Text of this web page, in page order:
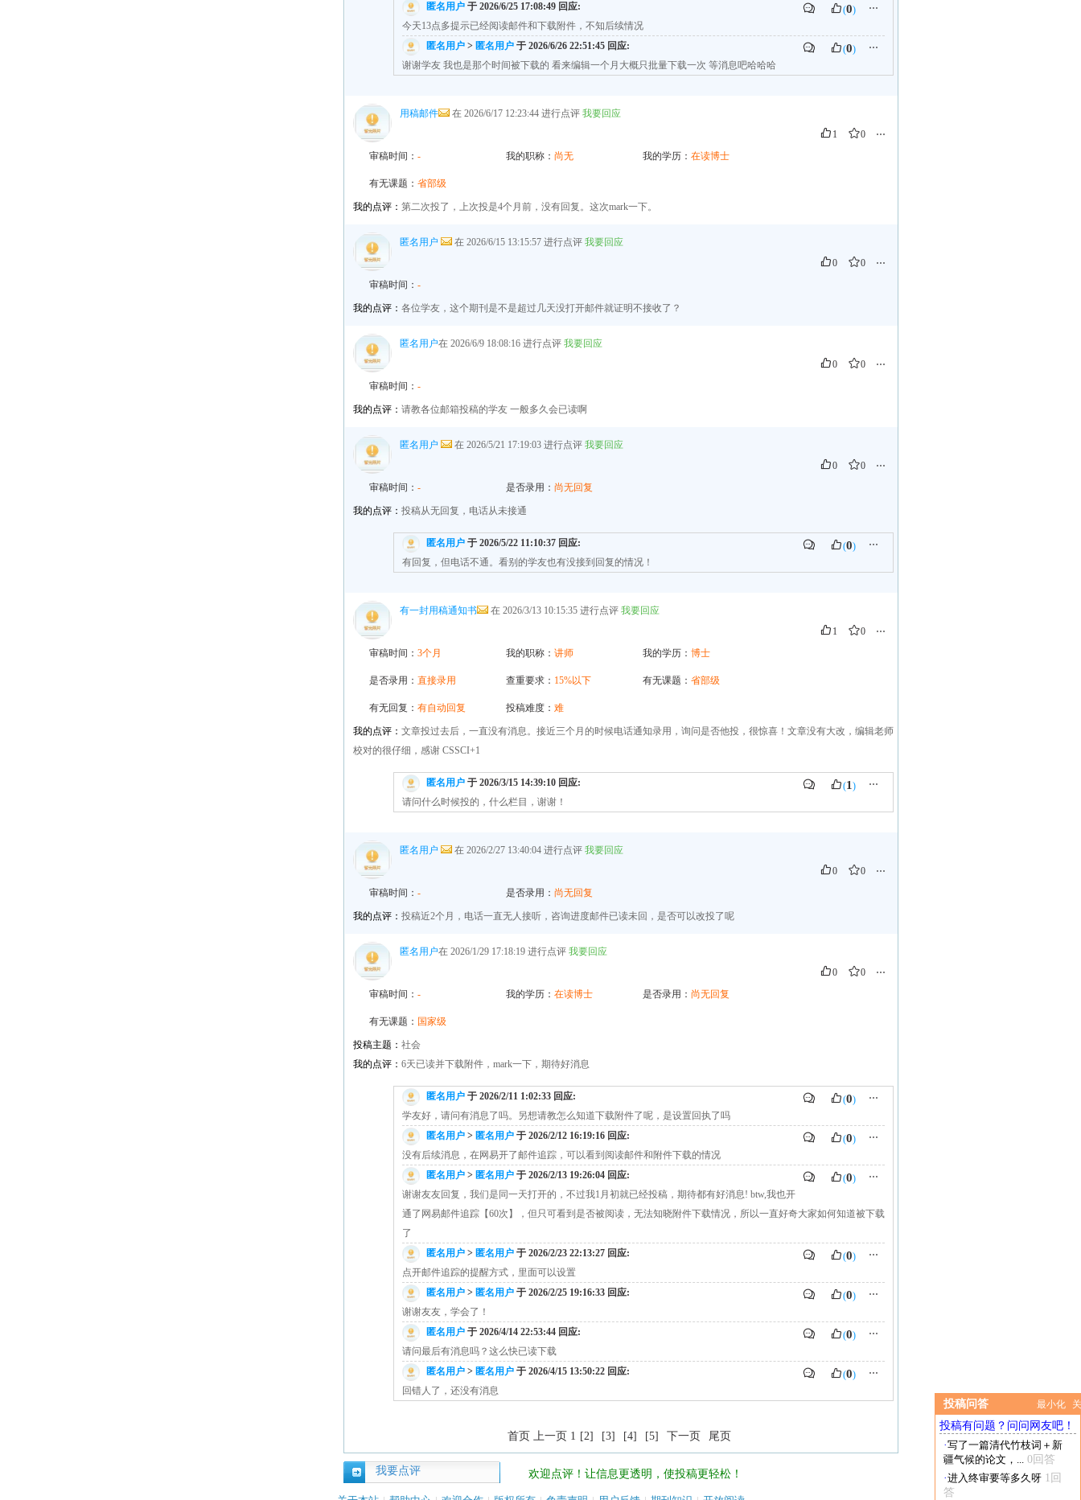
投稿问答 最小化
投稿有问题？问问网友吧！
·写了一篇清代竹枝词＋新
疆气候的论文，... 0回答
·进入终审要等多久呀 1回
答
匿名用户 于 2026/6/25 17:08:49 回应: ⋯
(0)
今天13点多提示已经阅读邮件和下载附件，不知后续情况
匿名用户 > 匿名用户 于 2026/6/26 22:51:45 回应: ⋯
(0)
谢谢学友 我也是那个时间被下载的 看来编辑一个月大概只批量下载一次 等消息吧哈哈哈
用稿邮件 在 2026/6/17 12:23:44 进行点评 我要回应
1
0
⋯
审稿时间： - 我的职称： 尚无 我的学历： 在读博士
有无课题： 省部级
我的点评： 第二次投了，上次投是4个月前，没有回复。这次mark一下。
匿名用户 在 2026/6/15 13:15:57 进行点评 我要回应
0
0
⋯
审稿时间： -
我的点评： 各位学友，这个期刊是不是超过几天没打开邮件就证明不接收了？
匿名用户在 2026/6/9 18:08:16 进行点评 我要回应
0
0
⋯
审稿时间： -
我的点评： 请教各位邮箱投稿的学友 一般多久会已读啊
匿名用户 在 2026/5/21 17:19:03 进行点评 我要回应
0
0
⋯
审稿时间： - 是否录用： 尚无回复
我的点评： 投稿从无回复，电话从未接通
匿名用户 于 2026/5/22 11:10:37 回应: ⋯
(0)
有回复，但电话不通。看别的学友也有没接到回复的情况！
有一封用稿通知书 在 2026/3/13 10:15:35 进行点评 我要回应
1
0
⋯
审稿时间： 3个月 我的职称： 讲师 我的学历： 博士
是否录用： 直接录用 查重要求： 15%以下 有无课题： 省部级
有无回复： 有自动回复 投稿难度： 难
我的点评： 文章投过去后，一直没有消息。接近三个月的时候电话通知录用，询问是否他投，很惊喜！文章没有大改，编辑老师
校对的很仔细，感谢 CSSCI+1
匿名用户 于 2026/3/15 14:39:10 回应: ⋯
(1 )
请问什么时候投的，什么栏目，谢谢！
匿名用户 在 2026/2/27 13:40:04 进行点评 我要回应
0
0
⋯
审稿时间： - 是否录用： 尚无回复
我的点评： 投稿近2个月，电话一直无人接听，咨询进度邮件已读未回，是否可以改投了呢
匿名用户在 2026/1/29 17:18:19 进行点评 我要回应
0
0
⋯
审稿时间： - 我的学历： 在读博士 是否录用： 尚无回复
有无课题： 国家级
投稿主题： 社会
我的点评： 6天已读并下载附件，mark一下，期待好消息
匿名用户 于 2026/2/11 1:02:33 回应: ⋯
(0)
学友好，请问有消息了吗。另想请教怎么知道下载附件了呢，是设置回执了吗
匿名用户 > 匿名用户 于 2026/2/12 16:19:16 回应: ⋯
(0)
没有后续消息，在网易开了邮件追踪，可以看到阅读邮件和附件下载的情况
匿名用户 > 匿名用户 于 2026/2/13 19:26:04 回应: ⋯
(0)
谢谢友友回复，我们是同一天打开的，不过我1月初就已经投稿，期待都有好消息! btw,我也开
通了网易邮件追踪【60次】，但只可看到是否被阅读，无法知晓附件下载情况，所以一直好奇大家如何知道被下载
了
匿名用户 > 匿名用户 于 2026/2/23 22:13:27 回应: ⋯
(0)
点开邮件追踪的提醒方式，里面可以设置
匿名用户 > 匿名用户 于 2026/2/25 19:16:33 回应: ⋯
(0)
谢谢友友，学会了！
匿名用户 于 2026/4/14 22:53:44 回应: ⋯
(0)
请问最后有消息吗？这么快已读下载
匿名用户 > 匿名用户 于 2026/4/15 13:50:22 回应: ⋯
(0)
回错人了，还没有消息
首页 上一页 1 [2] [3] [4] [5] 下一页 尾页
我要点评 欢迎点评！让信息更透明，使投稿更轻松！